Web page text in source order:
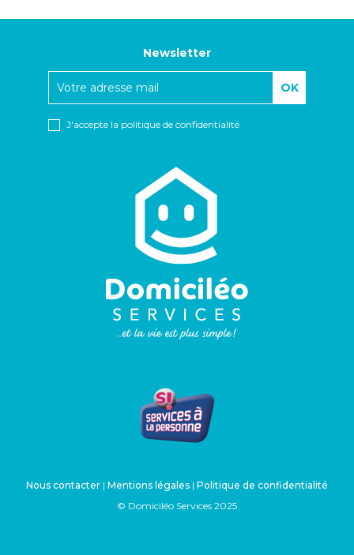
Newsletter
J'accepte la politique de confidentialité
© Domiciléo Services 2025
Nous contacter | Mentions légales | Politique de confidentialité